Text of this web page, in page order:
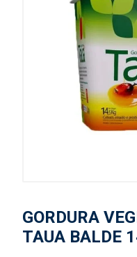
GORDURA
TAUA BALDE